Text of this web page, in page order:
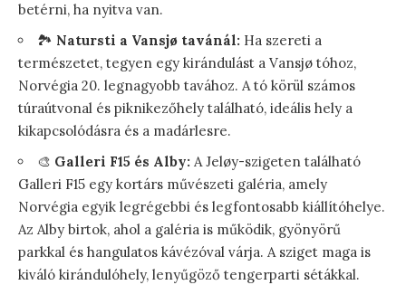
betérni, ha nyitva van.
🏞️ Natursti a Vansjø tavánál: Ha szereti a
természetet, tegyen egy kirándulást a Vansjø tóhoz,
Norvégia 20. legnagyobb tavához. A tó körül számos
túraútvonal és piknikezőhely található, ideális hely a
kikapcsolódásra és a madárlesre.
🎨 Galleri F15 és Alby: A Jeløy-szigeten található
Galleri F15 egy kortárs művészeti galéria, amely
Norvégia egyik legrégebbi és legfontosabb kiállítóhelye.
Az Alby birtok, ahol a galéria is működik, gyönyörű
parkkal és hangulatos kávézóval várja. A sziget maga is
kiváló kirándulóhely, lenyűgöző tengerparti sétákkal.